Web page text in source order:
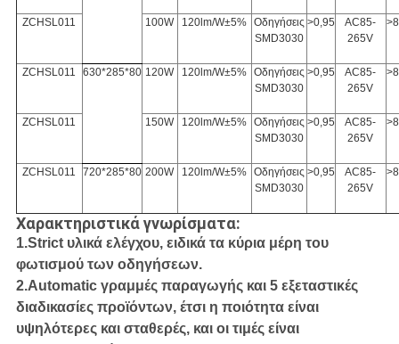
ZCHSL011 100W 120lm/W±5% Οδηγήσεις
SMD3030
>0,95
AC85-
265V
ZCHSL011 630*285*80 120W 120lm/W±5% Οδηγήσεις
SMD3030
>0,95
AC85-
265V
ZCHSL011 150W 120lm/W±5% Οδηγήσεις
SMD3030
>0,95
AC85-
265V
ZCHSL011 720*285*80 200W 120lm/W±5% Οδηγήσεις
SMD3030
>0,95
AC85-
265V
Χαρακτηριστικά γνωρίσματα:
1.Strict υλικά ελέγχου, ειδικά τα κύρια μέρη του
φωτισμού των οδηγήσεων.
2.Automatic γραμμές παραγωγής και 5 εξεταστικές
διαδικασίες προϊόντων, έτσι η ποιότητα είναι
υψηλότερες και σταθερές, και οι τιμές είναι